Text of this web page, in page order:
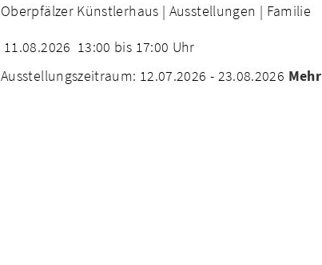
Oberpfälzer Künstlerhaus | Ausstellungen | Familie
11.08.2026 13:00 bis 17:00 Uhr
Ausstellungszeitraum: 12.07.2026 - 23.08.2026 Mehr